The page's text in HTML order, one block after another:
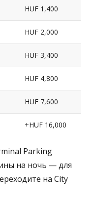
HUF 1,400
HUF 2,000
HUF 3,400
HUF 4,800
HUF 7,600
+HUF 16,000
Parking
на ночь — для
на City